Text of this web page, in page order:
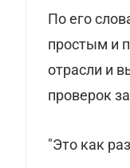
По его
простым и
отрасли и
проверок
"Это как